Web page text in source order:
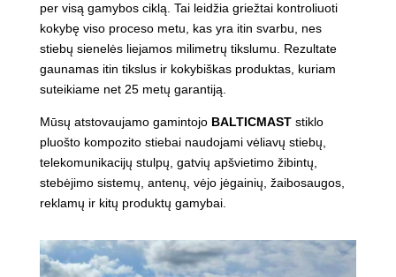
per visą gamybos ciklą. Tai leidžia griežtai kontroliuoti
kokybę viso proceso metu, kas yra itin svarbu, nes
stiebų sienelės liejamos milimetrų tikslumu. Rezultate
gaunamas itin tikslus ir kokybiškas produktas, kuriam
suteikiame net 25 metų garantiją.
Mūsų atstovaujamo gamintojo BALTICMAST stiklo
pluošto kompozito stiebai naudojami vėliavų stiebų,
telekomunikacijų stulpų, gatvių apšvietimo žibintų,
stebėjimo sistemų, antenų, vėjo jėgainių, žaibosaugos,
reklamų ir kitų produktų gamybai.